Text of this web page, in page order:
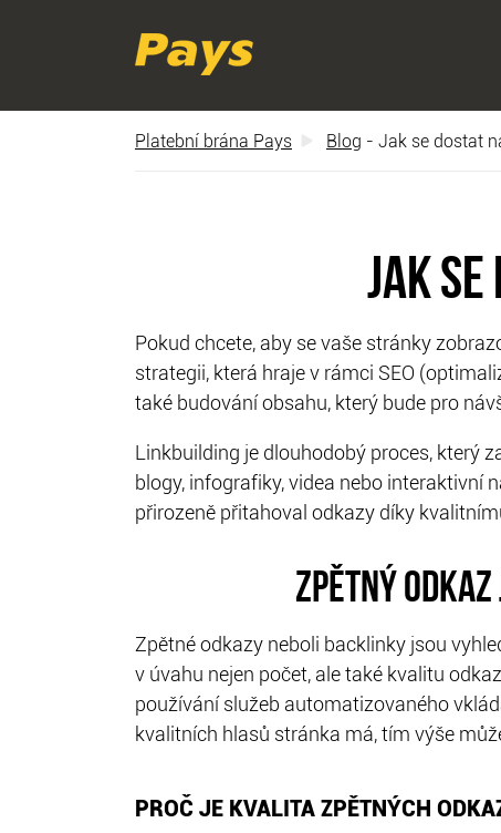
Platební brána Pays Blog - Jak se dostat
JAK SE
Pokud chcete, aby se vaše stránky
strategii, která hraje v rámci SEO
také budování obsahu, který bude pro
Linkbuilding je dlouhodobý proces, který
blogy, infografiky, videa nebo interaktivní
přirozeně přitahoval odkazy díky
ZPĚTNÝ
Zpětné odkazy neboli backlinky jsou
v úvahu nejen počet, ale také kvalitu
používání služeb automatizovaného
kvalitních hlasů stránka má, tím výše
PROČ JE KVALITA ZPĚTNÝCH